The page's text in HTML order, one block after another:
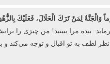
وَالْجَنَّةُ لِمَنْ تَرَكَ الْحَلَالَ، فَعَلَیْكَ
بنده مرا ببینید! من چیزی را
نظر لطف به تو اقبال و توجه می‌کند و